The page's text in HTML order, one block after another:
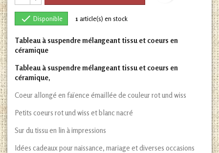
 Disponible 1 article(s) en stock
Tableau à suspendre mélangeant tissu et coeurs en
céramique
Tableau à suspendre mélangeant tissu et coeurs en
céramique,
Coeur allongé en faïence émaillée de couleur rot und wiss
Petits coeurs rot und wiss et blanc nacré
Sur du tissu en lin à impressions
Idées cadeaux pour naissance, mariage et diverses occasions